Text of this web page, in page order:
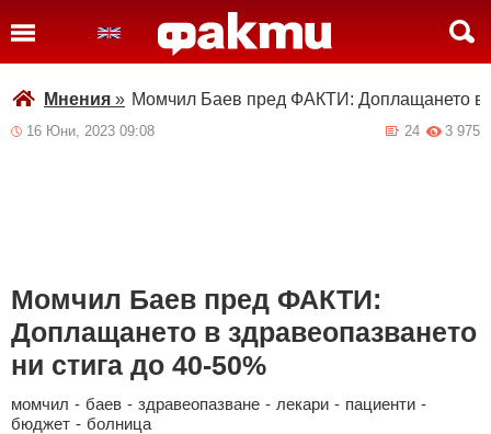
Мнения » Момчил Баев пред ФАКТИ: Доплащането в
16 Юни, 2023 09:08 3 975
24
Момчил Баев пред ФАКТИ:
Доплащането в здравеопазването
ни стига до 40-50%
момчил - баев - здравеопазване - лекари - пациенти -
бюджет - болница